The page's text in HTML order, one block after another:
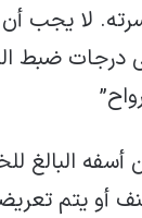
لا يجب
درجات ضبط
البالغ
أو يتم